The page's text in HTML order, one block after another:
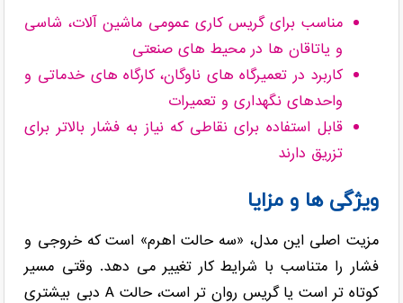
مناسب برای گریس کاری عمومی ماشین آلات، شاسی
و یاتاقان ها در محیط های صنعتی
کاربرد در تعمیرگاه های ناوگان، کارگاه های خدماتی و
واحدهای نگهداری و تعمیرات
قابل استفاده برای نقاطی که نیاز به فشار بالاتر برای
تزریق دارند
ویژگی ها و مزایا
مزیت اصلی این مدل، «سه حالت اهرم» است که خروجی و
فشار را متناسب با شرایط کار تغییر می دهد. وقتی مسیر
کوتاه تر است یا گریس روان تر است، حالت A دبی بیشتری